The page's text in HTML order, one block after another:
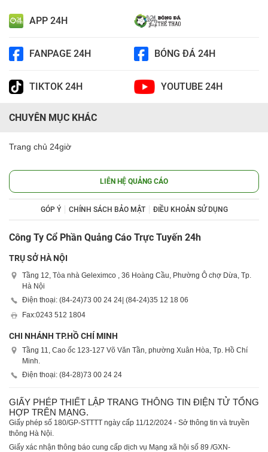
APP 24H
FANPAGE 24H BÓNG ĐÁ 24H
TIKTOK 24H YOUTUBE 24H
CHUYÊN MỤC KHÁC
Trang chủ 24giờ
LIÊN HỆ QUẢNG CÁO
GÓP Ý CHÍNH SÁCH BẢO MẬT ĐIỀU KHOẢN SỬ DỤNG
Công Ty Cổ Phần Quảng Cáo Trực Tuyến 24h
TRỤ SỞ HÀ NỘI
Tầng 12, Tòa nhà Geleximco , 36 Hoàng Cầu, Phường Ô chợ Dừa, Tp.
Hà Nội
Điện thoại: (84-24)73 00 24 24| (84-24)35 12 18 06
Fax:0243 512 1804
CHI NHÁNH TP.HỒ CHÍ MINH
Tầng 11, Cao ốc 123-127 Võ Văn Tần, phường Xuân Hòa, Tp. Hồ Chí
Minh.
Điện thoại: (84-28)73 00 24 24
GIẤY PHÉP THIẾT LẬP TRANG THÔNG TIN ĐIỆN TỬ TỔNG
HỢP TRÊN MẠNG.
Giấy phép số 180/GP-STTTT ngày cấp 11/12/2024 - Sở thông tin và truyền
thông Hà Nội.
Giấy xác nhận thông báo cung cấp dịch vụ Mạng xã hội số 89 /GXN-